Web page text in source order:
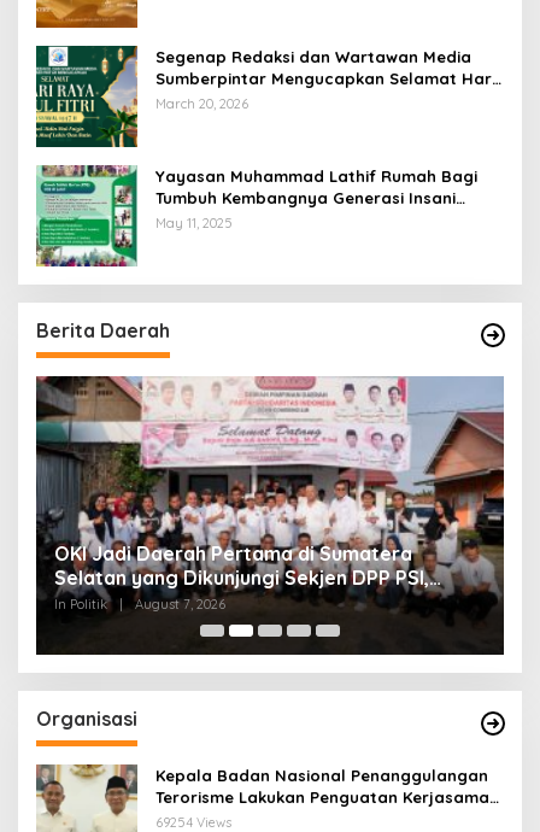
Segenap Redaksi dan Wartawan Media
Sumberpintar Mengucapkan Selamat Hari
Raya Idul Fitri 1447 Hijriyah / 2026 M
March 20, 2026
Yayasan Muhammad Lathif Rumah Bagi
Tumbuh Kembangnya Generasi Insani
Cerdas dan Berkarakter
May 11, 2025
Berita Daerah
OKI Jadi Daerah Pertama di Sumatera
Selatan yang Dikunjungi Sekjen DPP PSI,
Konsolidasi Pembentukan DPRT Dimulai
In Politik | August 7, 2026
Organisasi
Kepala Badan Nasional Penanggulangan
Terorisme Lakukan Penguatan Kerjasama
Ketua Pengurus Besar Nahdlatul Ulama
69254 Views